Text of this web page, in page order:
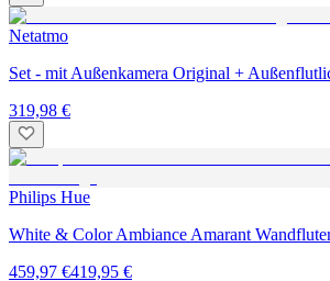
Netatmo
Set - mit Außenkamera Original +
319,98 €
Philips Hue
White & Color Ambiance Amarant
459,97 €419,95 €